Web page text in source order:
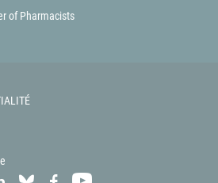
of Pharmacists